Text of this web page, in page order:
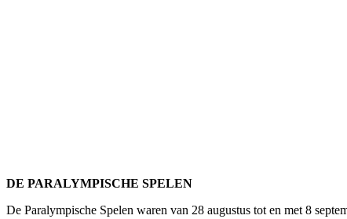
DE PARALYMPISCHE SPELEN
De Paralympische Spelen waren van 28 augustus tot en met 8